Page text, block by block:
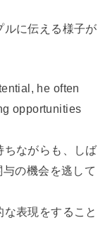
ルに伝える様子が
he often
opportunities
ちながらも、しば
の機会を逃して
表現をすること